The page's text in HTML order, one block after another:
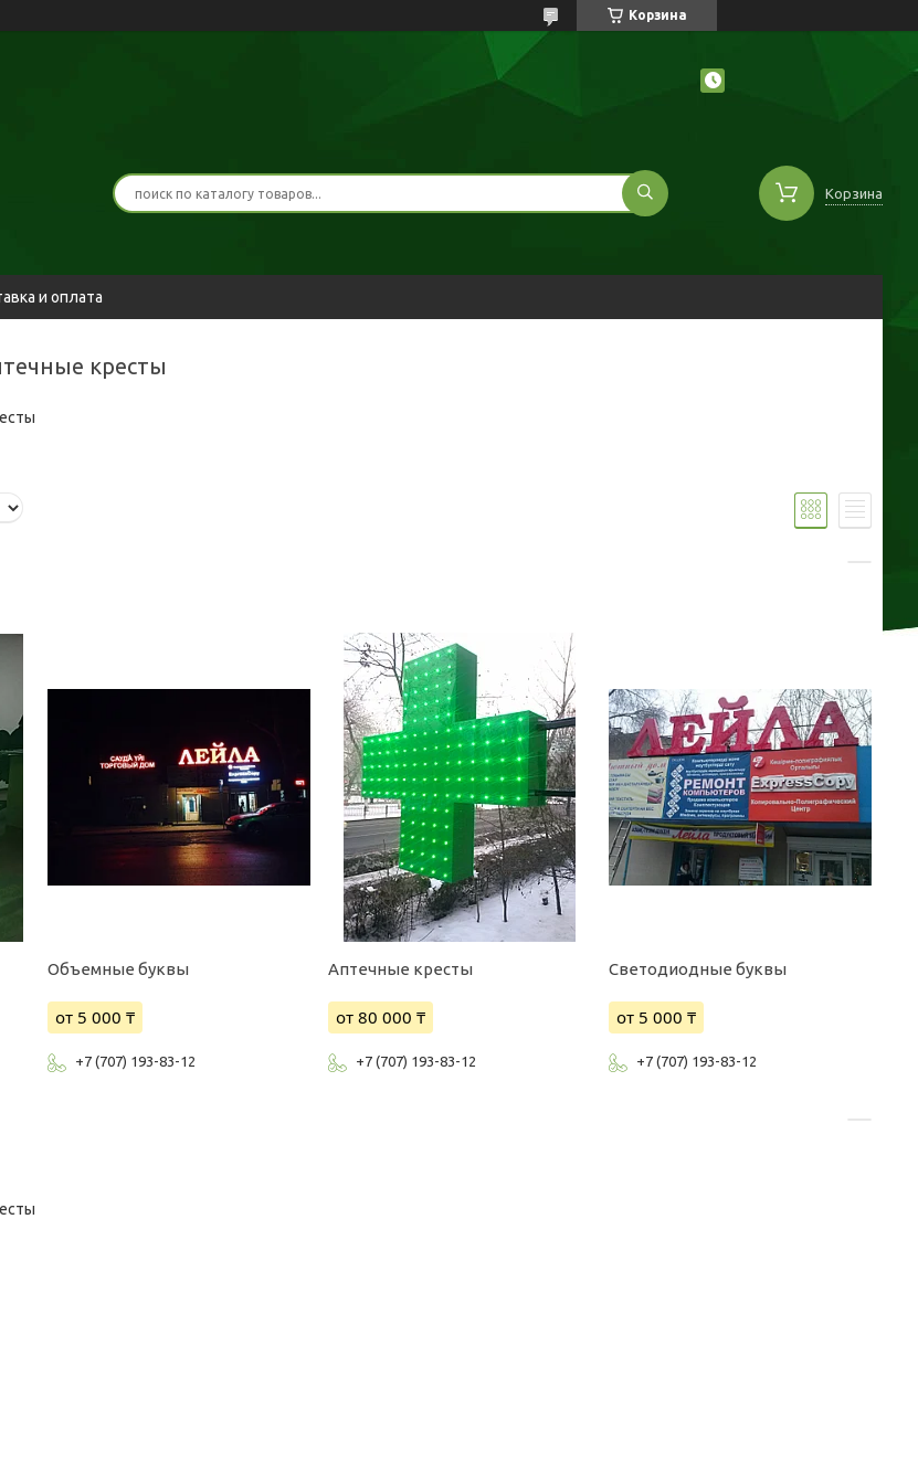
Корзина
Корзина
и оплата
кресты
Объемные буквы
от 5 000 ₸
+7 (707) 193-83-12
Аптечные кресты
от 80 000 ₸
+7 (707) 193-83-12
Светодиодные буквы
от 5 000 ₸
+7 (707) 193-83-12